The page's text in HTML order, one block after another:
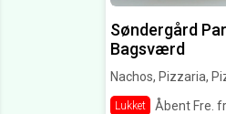
Søndergård
Bagsværd
Nachos, Pizzaria,
Lukket Åbent Fre.